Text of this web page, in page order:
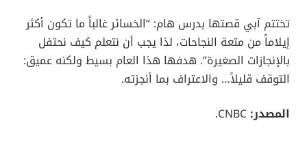
تختتم آبي قصتها بدرس هام: “الخسائر غالباً ما تكون أكثر
إيلاماً من متعة النجاحات، لذا يجب أن نتعلم كيف نحتفل
بالإنجازات الصغيرة”. هدفها هذا العام بسيط ولكنه عميق:
التوقف قليلاً… والاعتراف بما أنجزته.
المصدر: CNBC.